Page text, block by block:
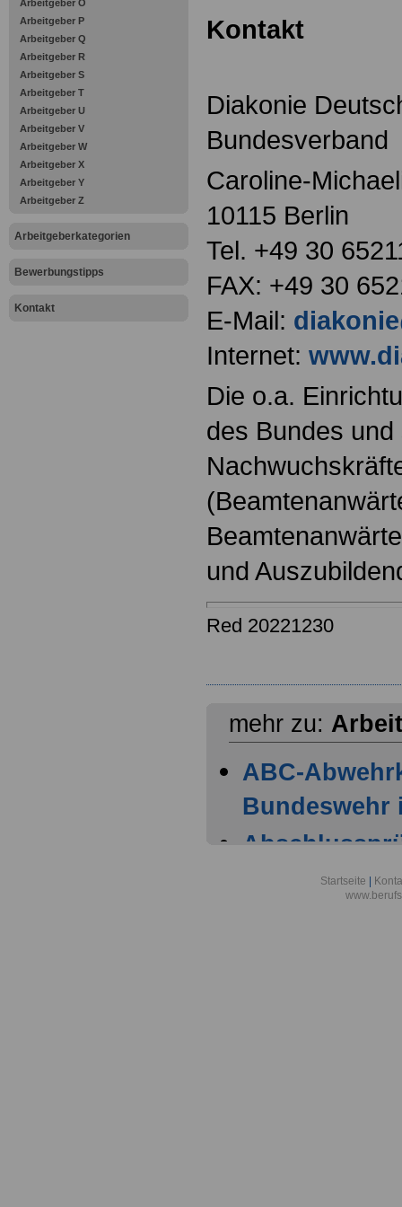
Arbeitgeber O
Arbeitgeber P
Arbeitgeber Q
Arbeitgeber R
Arbeitgeber S
Arbeitgeber T
Arbeitgeber U
Arbeitgeber V
Arbeitgeber W
Arbeitgeber X
Arbeitgeber Y
Arbeitgeber Z
Arbeitgeberkategorien
Bewerbungstipps
Kontakt
Kontakt
Diakonie
Bundesverband
Caroline-
10115 Berlin
Tel. +49 30
FAX: +49 30
E-Mail:
Internet:
Die o.a.
des Bundes und
und
Red 20221230
mehr zu:
ABC-
Bundeswehr
Startseite